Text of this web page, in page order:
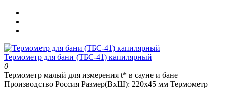
Термометр для бани (ТБС-41) капилярный
0
Термометр малый для измерения t* в сауне и бане
Производство Россия Размер(ВхШ): 220х45 мм Термометр